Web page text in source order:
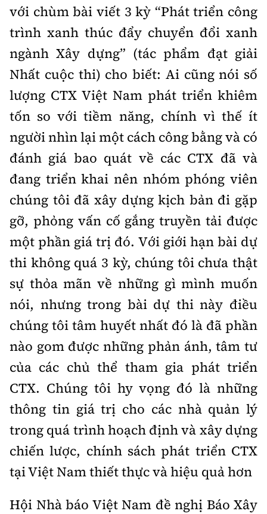
với chùm bài viết 3 kỳ “Phát triển công
trình xanh thúc đẩy chuyển đổi xanh
ngành Xây dựng” (tác phẩm đạt giải
Nhất cuộc thi) cho biết: Ai cũng nói số
lượng CTX Việt Nam phát triển khiêm
tốn so với tiềm năng, chính vì thế ít
người nhìn lại một cách công bằng và có
đánh giá bao quát về các CTX đã và
đang triển khai nên nhóm phóng viên
chúng tôi đã xây dựng kịch bản đi gặp
gỡ, phỏng vấn cố gắng truyền tải được
một phần giá trị đó. Với giới hạn bài dự
thi không quá 3 kỳ, chúng tôi chưa thật
sự thỏa mãn về những gì mình muốn
nói, nhưng trong bài dự thi này điều
chúng tôi tâm huyết nhất đó là đã phần
nào gom được những phản ánh, tâm tư
của các chủ thể tham gia phát triển
CTX. Chúng tôi hy vọng đó là những
thông tin giá trị cho các nhà quản lý
trong quá trình hoạch định và xây dựng
chiến lược, chính sách phát triển CTX
tại Việt Nam thiết thực và hiệu quả hơn
Hội Nhà báo Việt Nam đề nghị Báo Xây